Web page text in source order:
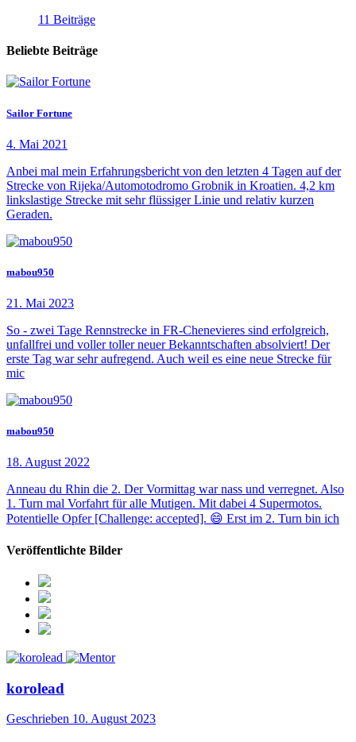
11 Beiträge
Beliebte Beiträge
Sailor Fortune
4. Mai 2021
Anbei mal mein Erfahrungsbericht von den letzten 4 Tagen auf der
Strecke von Rijeka/Automotodromo Grobnik in Kroatien. 4,2 km
linkslastige Strecke mit sehr flüssiger Linie und relativ kurzen
Geraden.
mabou950
21. Mai 2023
So - zwei Tage Rennstrecke in FR-Chenevieres sind erfolgreich,
unfallfrei und voller toller neuer Bekanntschaften absolviert! Der
erste Tag war sehr aufregend. Auch weil es eine neue Strecke für
mic
mabou950
18. August 2022
Anneau du Rhin die 2. Der Vormittag war nass und verregnet. Also
1. Turn mal Vorfahrt für alle Mutigen. Mit dabei 4 Supermotos.
Potentielle Opfer [Challenge: accepted]. 😄 Erst im 2. Turn bin ich
Veröffentlichte Bilder
korolead
Geschrieben 10. August 2023